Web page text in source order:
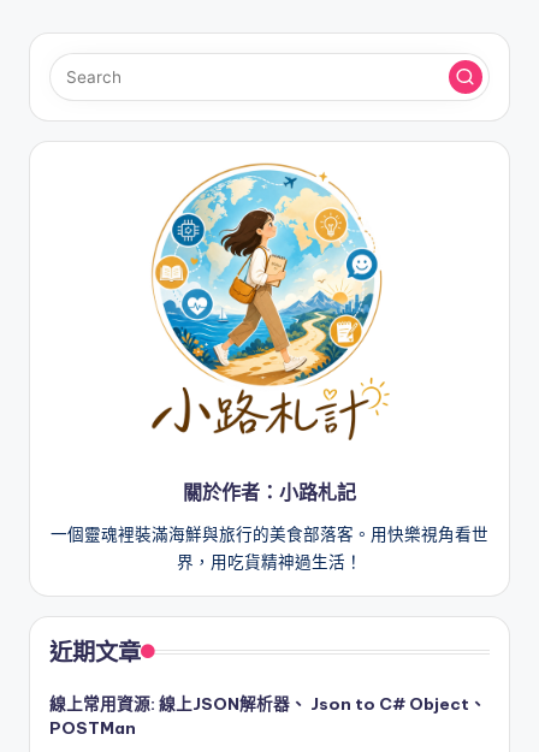
關於作者：小路札記
一個靈魂裡裝滿海鮮與旅行的美食部落客。用快樂視角看世
界，用吃貨精神過生活！
近期文章
線上常用資源: 線上JSON解析器、 Json to C# Object、
POSTMan